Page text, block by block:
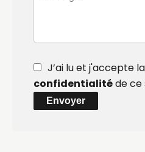
J’ai lu et j'accepte la
confidentialitéde ce
Envoyer